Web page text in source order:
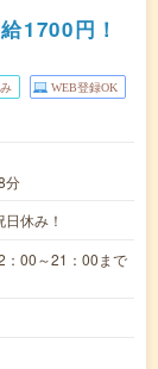
1700円！
WEB登録OK
分
休み！
00～21：00まで